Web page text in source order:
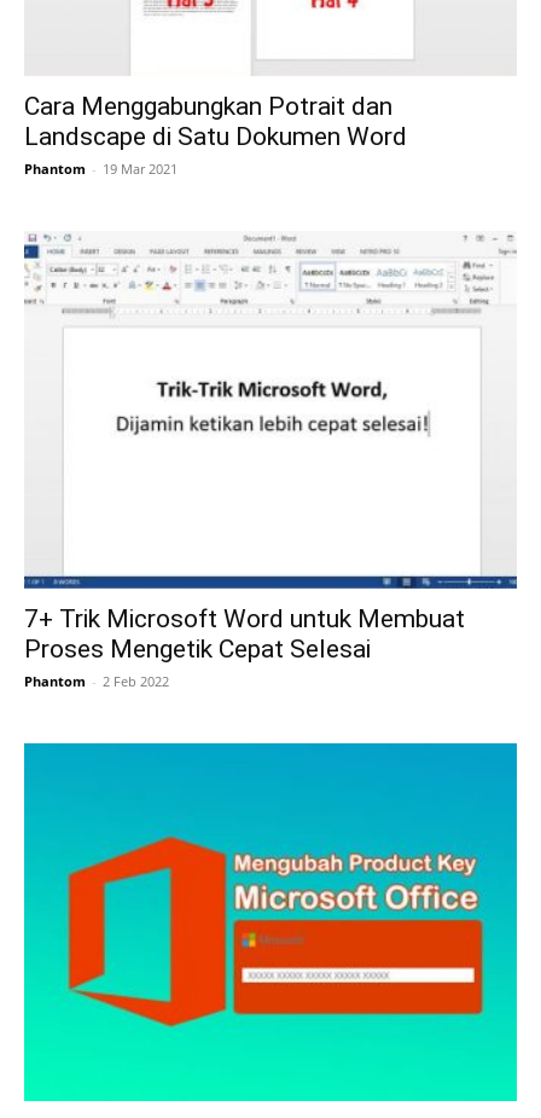
Cara Menggabungkan Potrait dan
Landscape di Satu Dokumen Word
Phantom - 19 Mar 2021
7+ Trik Microsoft Word untuk Membuat
Proses Mengetik Cepat Selesai
Phantom - 2 Feb 2022